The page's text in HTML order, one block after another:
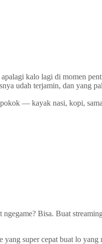
kalo lagi di momen
udah terjamin, dan yang
— kayak nasi, kopi,
Bisa. Buat
yang super cepat buat lo